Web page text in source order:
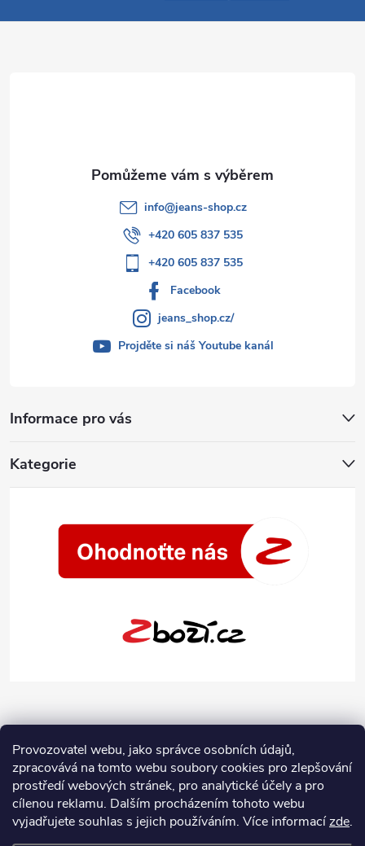
Provozovatel webu, jako správce osobních údajů,
zpracovává na tomto webu soubory cookies pro zlepšování
prostředí webových stránek, pro analytické účely a pro
cílenou reklamu. Dalším procházením tohoto webu
vyjadřujete souhlas s jejich používáním. Více informacízde.
a
Informace pro vás
Kategorie
info@jeans-shop.cz
+420 605 837 535
+420 605 837 535
Facebook
jeans_shop.cz/
Projděte si náš Youtube kanál